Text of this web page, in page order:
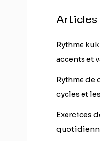
Articles
Rythme
accents et
Rythme de
cycles et
Exercices